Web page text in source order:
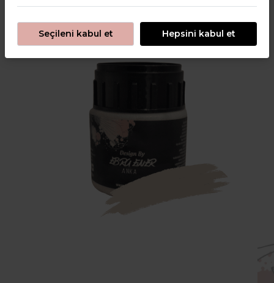
Seçileni kabul et Hepsini kabul et